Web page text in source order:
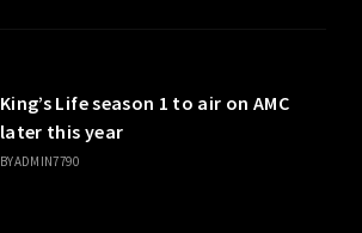
King’s Life season 1 to air on AMC
later this year
BYADMIN7790